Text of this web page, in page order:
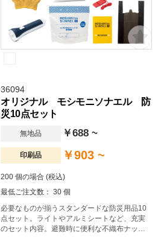
36094
オリジナル モシモニソナエル 防
災10点セット
無地品 ￥688 ~
印刷品 ￥903 ~
200 個の場合 (税込)
最低ご注文数： 30 個
必要なものが揃うスタンダードな防災用品10
点セット。ライトやアルミシートなど、充実
のセット内容。避難時に便利な不織布ナップ